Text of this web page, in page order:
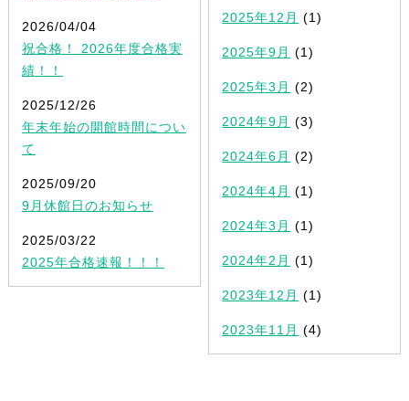
2026/04/04
祝合格！ 2026年度合格実
績！！
2025/12/26
年末年始の開館時間につい
て
2025/09/20
9月休館日のお知らせ
2025/03/22
2025年合格速報！！！
2025年12月 (1)
2025年9月 (1)
2025年3月 (2)
2024年9月 (3)
2024年6月 (2)
2024年4月 (1)
2024年3月 (1)
2024年2月 (1)
2023年12月 (1)
2023年11月 (4)